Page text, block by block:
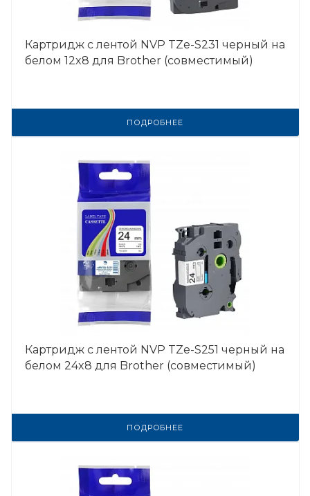
Картридж с лентой NVP TZe-S231 черный на
белом 12x8 для Brother (совместимый)
ПОДРОБНЕЕ
Картридж с лентой NVP TZe-S251 черный на
белом 24x8 для Brother (совместимый)
ПОДРОБНЕЕ